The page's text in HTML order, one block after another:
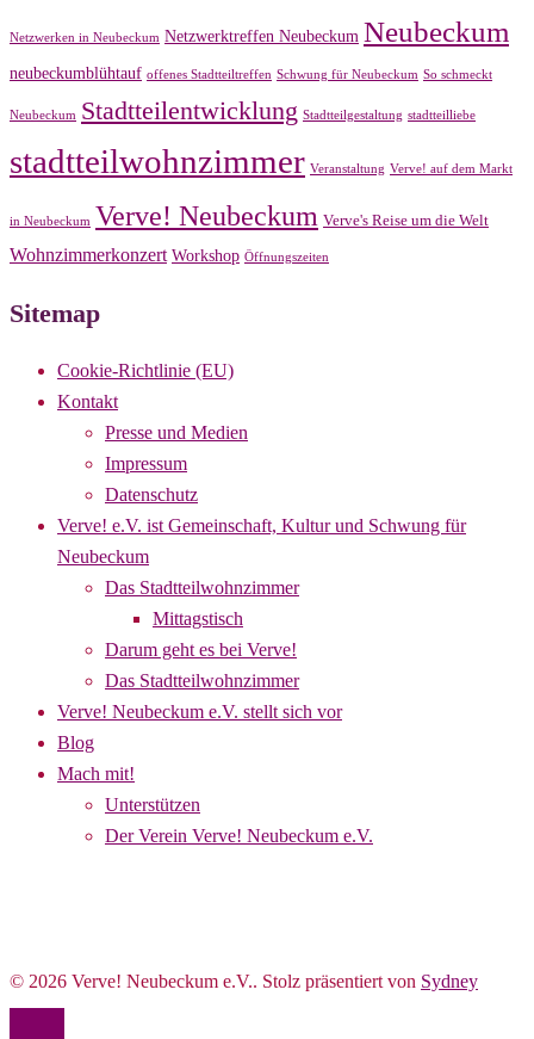
Netzwerken in Neubeckum Netzwerktreffen Neubeckum Neubeckum
neubeckumblühtauf offenes Stadtteiltreffen Schwung für Neubeckum So schmeckt
Neubeckum Stadtteilentwicklung Stadtteilgestaltung stadtteilliebe
stadtteilwohnzimmer Veranstaltung Verve! auf dem Markt
in Neubeckum Verve! Neubeckum Verve's Reise um die Welt
Wohnzimmerkonzert Workshop Öffnungszeiten
Sitemap
Cookie-Richtlinie (EU)
Kontakt
Presse und Medien
Impressum
Datenschutz
Verve! e.V. ist Gemeinschaft, Kultur und Schwung für
Neubeckum
Das Stadtteilwohnzimmer
Mittagstisch
Darum geht es bei Verve!
Das Stadtteilwohnzimmer
Verve! Neubeckum e.V. stellt sich vor
Blog
Mach mit!
Unterstützen
Der Verein Verve! Neubeckum e.V.
© 2026 Verve! Neubeckum e.V.. Stolz präsentiert von Sydney